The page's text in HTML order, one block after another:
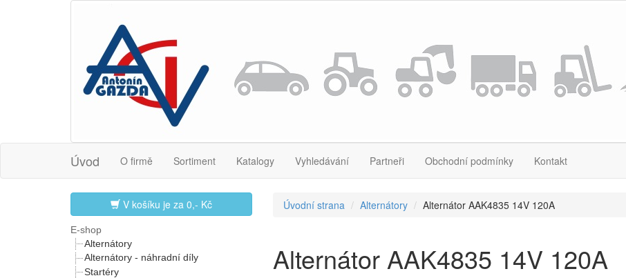
Úvod O firmě Sortiment Katalogy Vyhledávání Partneři Obchodní podmínky Kontakt
V košíku je za 0,- Kč
E-shop
Alternátory
Alternátory - náhradní díly
Startéry
Úvodní strana Alternátory Alternátor AAK4835 14V 120A
Alternátor AAK4835 14V 120A